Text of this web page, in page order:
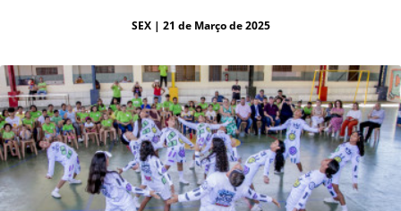
SEX| 21 de Março de 2025